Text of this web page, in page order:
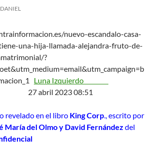
DANIEL
nuevo-escandalo-casa-
una-hija-llamada-alejandra-fruto-de-
?
Luna Izquierdo
27 abril 2023 08:51
revelado en el libro King Corp., escrito por
María del Olmo y David Fernández del